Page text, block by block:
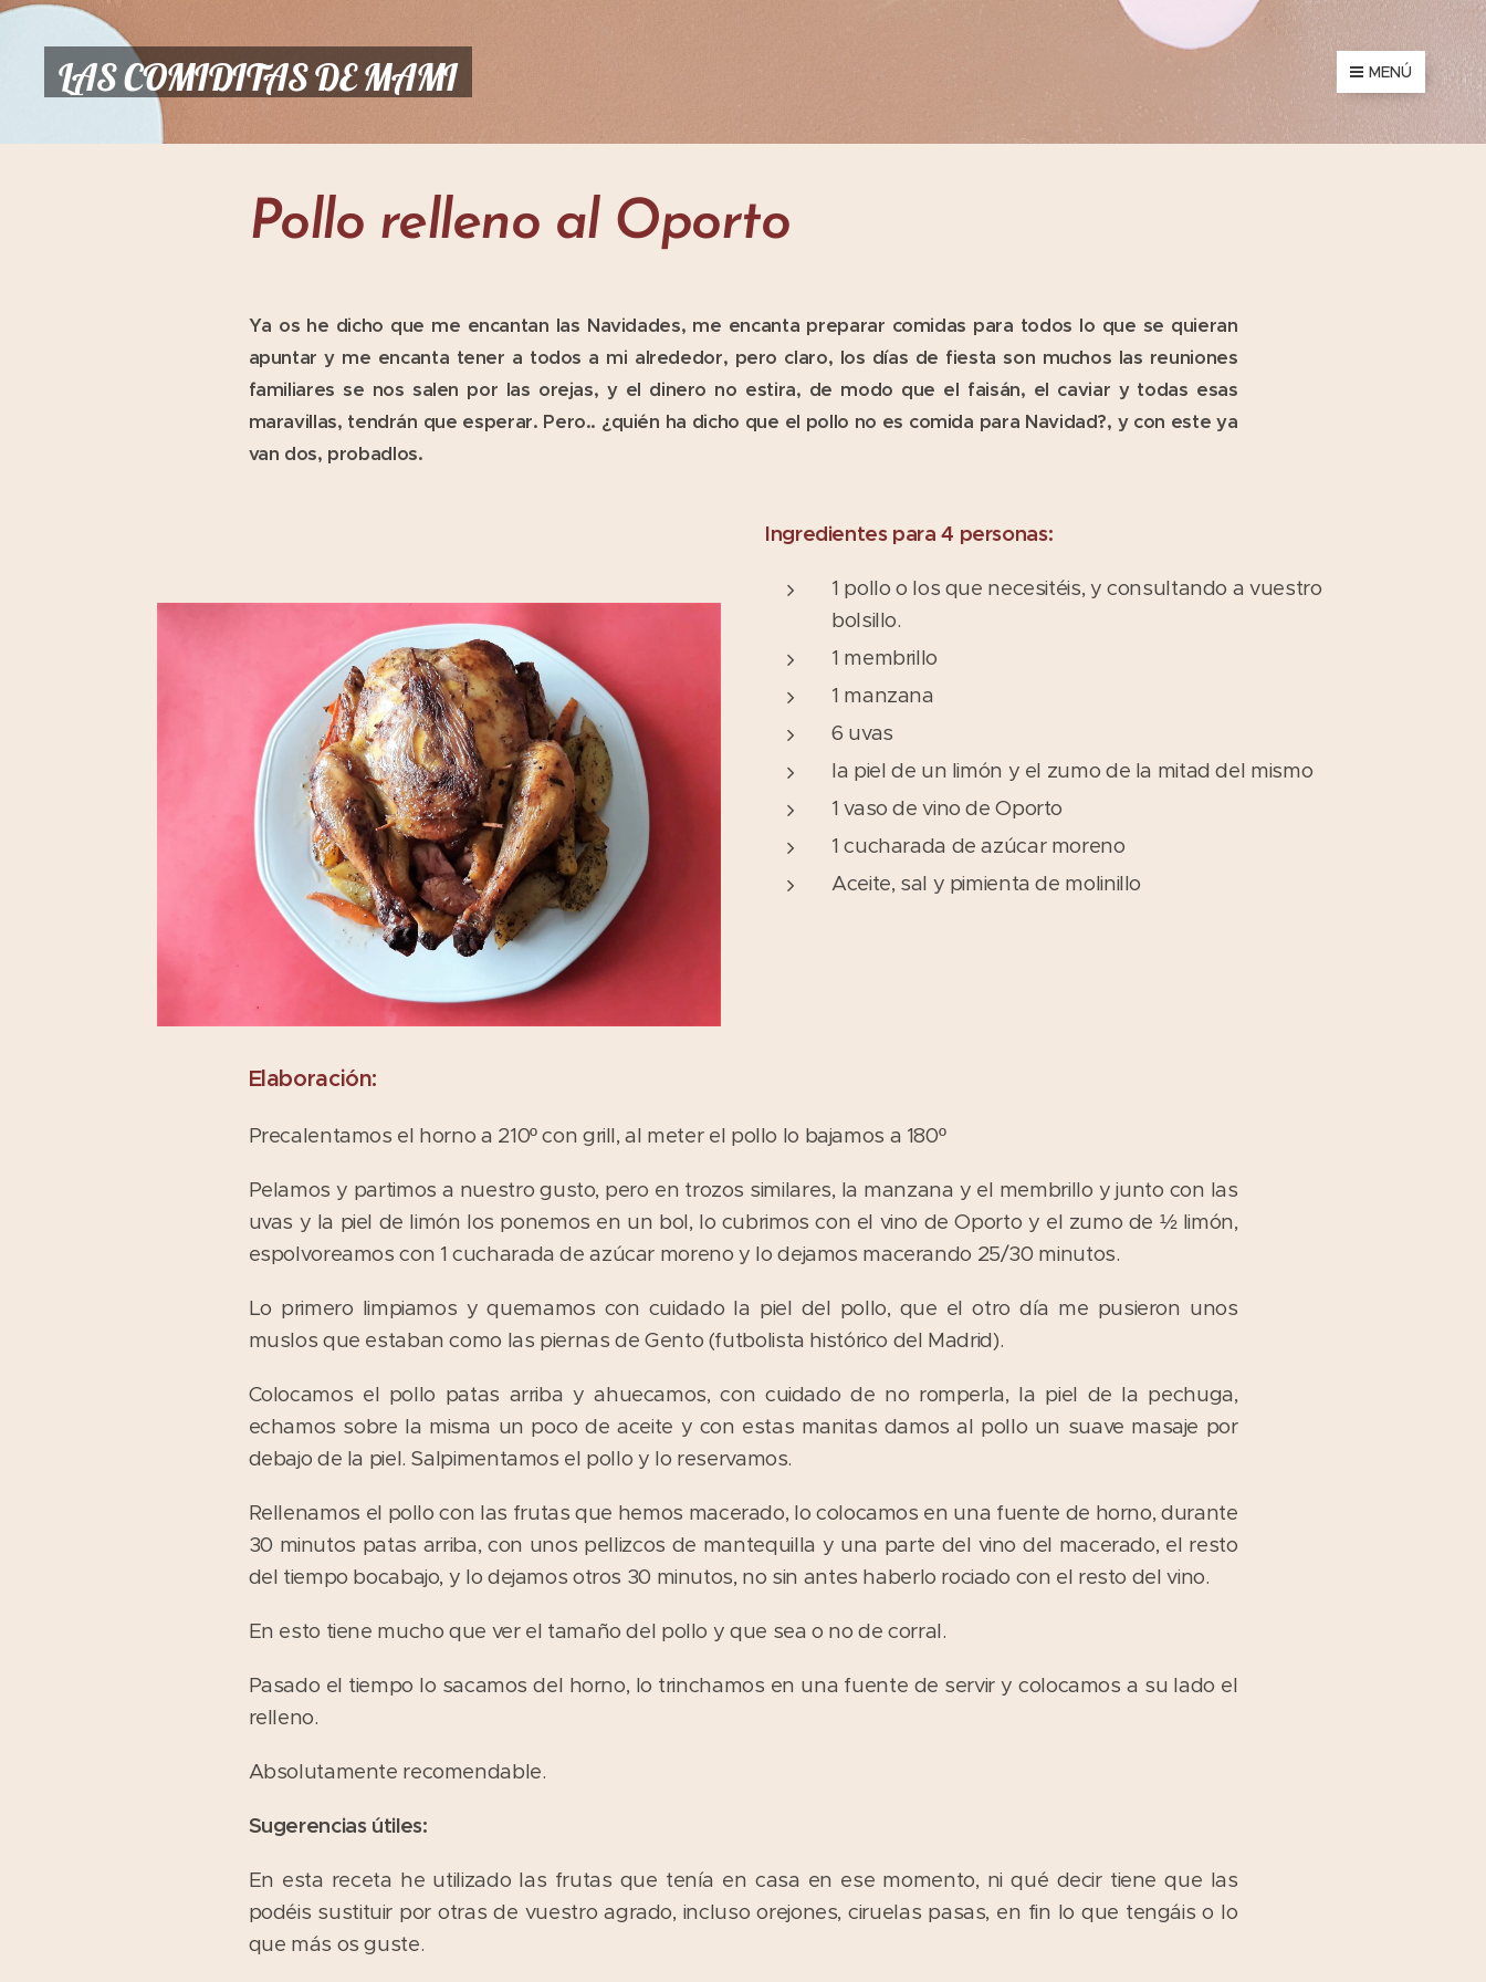
LAS COMIDITAS DE MAMI MENÚ
Pollo relleno al Oporto
Ya os he dicho que me encantan las Navidades, me encanta preparar comidas para todos lo que se quieran
apuntar y me encanta tener a todos a mi alrededor, pero claro, los días de fiesta son muchos las reuniones
familiares se nos salen por las orejas, y el dinero no estira, de modo que el faisán, el caviar y todas esas
maravillas, tendrán que esperar. Pero.. ¿quién ha dicho que el pollo no es comida para Navidad?, y con este ya
van dos, probadlos.
Ingredientes para 4 personas:
1 pollo o los que necesitéis, y consultando a vuestro
bolsillo.
1 membrillo
1 manzana
6 uvas
la piel de un limón y el zumo de la mitad del mismo
1 vaso de vino de Oporto
1 cucharada de azúcar moreno
Aceite, sal y pimienta de molinillo
Elaboración:
Precalentamos el horno a 210º con grill, al meter el pollo lo bajamos a 180º
Pelamos y partimos a nuestro gusto, pero en trozos similares, la manzana y el membrillo y junto con las
uvas y la piel de limón los ponemos en un bol, lo cubrimos con el vino de Oporto y el zumo de ½ limón,
espolvoreamos con 1 cucharada de azúcar moreno y lo dejamos macerando 25/30 minutos.
Lo primero limpiamos y quemamos con cuidado la piel del pollo, que el otro día me pusieron unos
muslos que estaban como las piernas de Gento (futbolista histórico del Madrid).
Colocamos el pollo patas arriba y ahuecamos, con cuidado de no romperla, la piel de la pechuga,
echamos sobre la misma un poco de aceite y con estas manitas damos al pollo un suave masaje por
debajo de la piel. Salpimentamos el pollo y lo reservamos.
Rellenamos el pollo con las frutas que hemos macerado, lo colocamos en una fuente de horno, durante
30 minutos patas arriba, con unos pellizcos de mantequilla y una parte del vino del macerado, el resto
del tiempo bocabajo, y lo dejamos otros 30 minutos, no sin antes haberlo rociado con el resto del vino.
En esto tiene mucho que ver el tamaño del pollo y que sea o no de corral.
Pasado el tiempo lo sacamos del horno, lo trinchamos en una fuente de servir y colocamos a su lado el
relleno.
Absolutamente recomendable.
Sugerencias útiles:
En esta receta he utilizado las frutas que tenía en casa en ese momento, ni qué decir tiene que las
podéis sustituir por otras de vuestro agrado, incluso orejones, ciruelas pasas, en fin lo que tengáis o lo
que más os guste.